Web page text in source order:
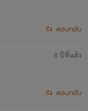
ตอบกลับ
8 ปีที่แล้ว
ตอบกลับ